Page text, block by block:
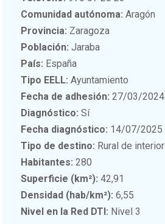
Comunidad autónoma: Aragón
Provincia: Zaragoza
Población: Jaraba
País: España
Tipo EELL: Ayuntamiento
Fecha de adhesión: 27/03/2024
Diagnóstico: Sí
Fecha diagnóstico: 14/07/2025
Tipo de destino: Rural de interior
Habitantes: 280
Superficie (km²): 42,91
Densidad (hab/km²): 6,55
Nivel en la Red DTI: Nivel 3